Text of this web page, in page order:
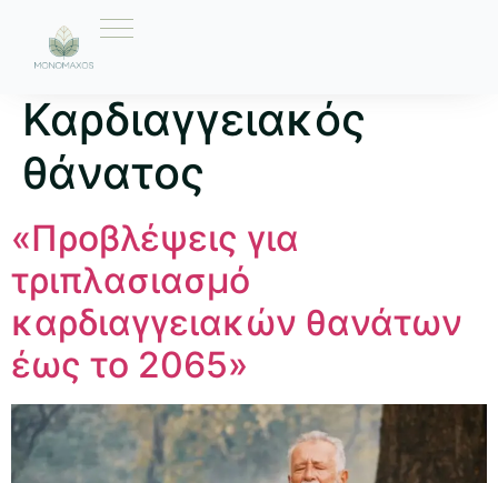
Ετικέτα:
Καρδιαγγειακός
θάνατος
«Προβλέψεις για
τριπλασιασμό
καρδιαγγειακών θανάτων
έως το 2065»